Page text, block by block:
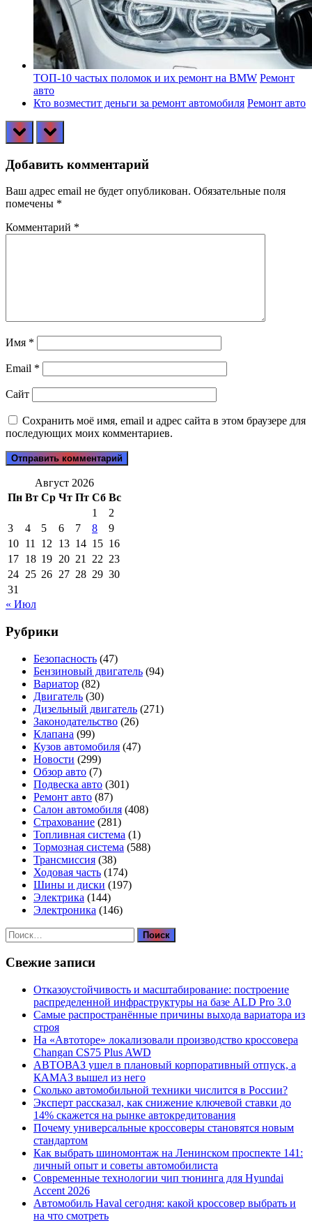
ТОП-10 частых поломок и их ремонт на BMW Ремонт
авто
Кто возместит деньги за ремонт автомобиля Ремонт авто
prev next
Добавить комментарий
Ваш адрес email не будет опубликован. Обязательные поля
помечены *
Комментарий *
Имя *
Email *
Сайт
Сохранить моё имя, email и адрес сайта в этом браузере для
последующих моих комментариев.
Август 2026
Пн Вт Ср Чт Пт Сб Вс
1
2
3
4 5 6 7 8
9
10 11 12 13 14 15 16
17 18 19 20 21 22 23
24 25 26 27 28 29 30
31
« Июл
Рубрики
Безопасность (47)
Бензиновый двигатель (94)
Вариатор (82)
Двигатель (30)
Дизельный двигатель (271)
Законодательство (26)
Клапана (99)
Кузов автомобиля (47)
Новости (299)
Обзор авто (7)
Подвеска авто (301)
Ремонт авто (87)
Салон автомобиля (408)
Страхование (281)
Топливная система (1)
Тормозная система (588)
Трансмиссия (38)
Ходовая часть (174)
Шины и диски (197)
Электрика (144)
Электроника (146)
Найти:
Свежие записи
Отказоустойчивость и масштабирование: построение
распределенной инфраструктуры на базе ALD Pro 3.0
Самые распространённые причины выхода вариатора из
строя
На «Автоторе» локализовали производство кроссовера
Changan CS75 Plus AWD
АВТОВАЗ ушел в плановый корпоративный отпуск, а
КАМАЗ вышел из него
Сколько автомобильной техники числится в России?
Эксперт рассказал, как снижение ключевой ставки до
14% скажется на рынке автокредитования
Почему универсальные кроссоверы становятся новым
стандартом
Как выбрать шиномонтаж на Ленинском проспекте 141:
личный опыт и советы автомобилиста
Современные технологии чип тюнинга для Hyundai
Accent 2026
Автомобиль Haval сегодня: какой кроссовер выбрать и
на что смотреть